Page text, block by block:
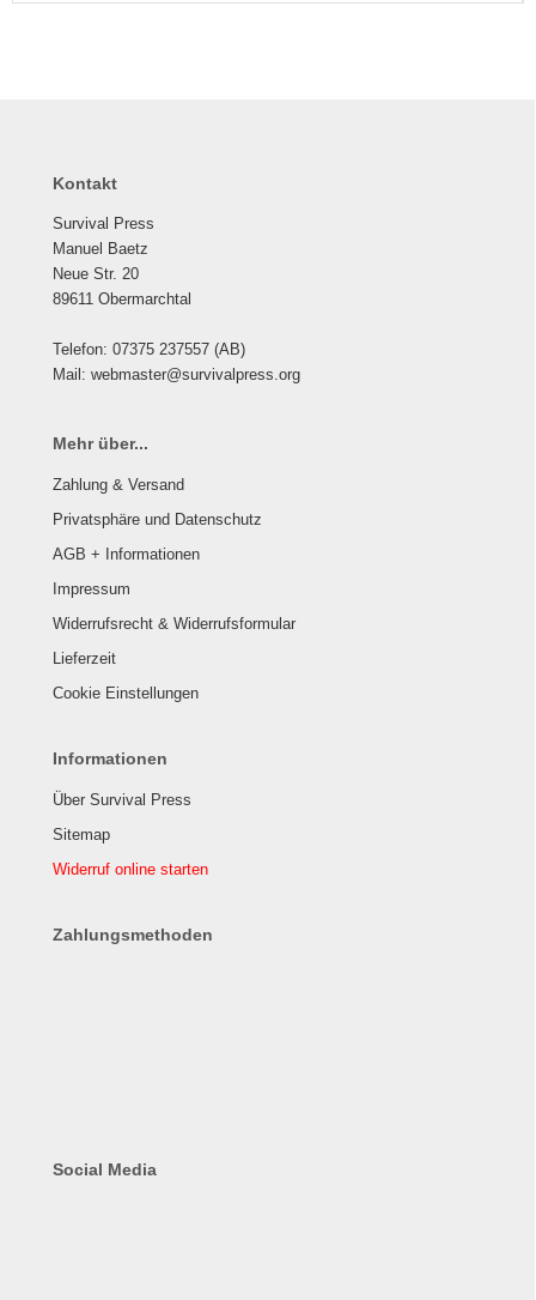
Kontakt
Survival Press
Manuel Baetz
Neue Str. 20
89611 Obermarchtal
Telefon: 07375 237557 (AB)
Mail: webmaster@survivalpress.org
Mehr über...
Zahlung & Versand
Privatsphäre und Datenschutz
AGB + Informationen
Impressum
Widerrufsrecht & Widerrufsformular
Lieferzeit
Cookie Einstellungen
Informationen
Über Survival Press
Sitemap
Widerruf online starten
Zahlungsmethoden
Social Media